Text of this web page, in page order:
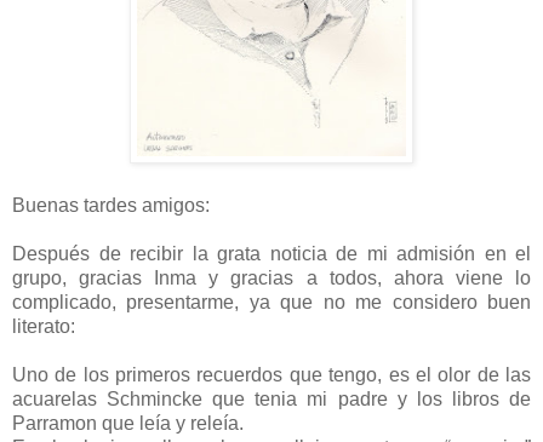
Buenas tardes amigos:
Después de recibir la grata noticia de mi admisión en el
grupo, gracias Inma y gracias a todos, ahora viene lo
complicado, presentarme, ya que no me considero buen
literato:
Uno de los primeros recuerdos que tengo, es el olor de las
acuarelas Schmincke que tenia mi padre y los libros de
Parramon que leía y releía.